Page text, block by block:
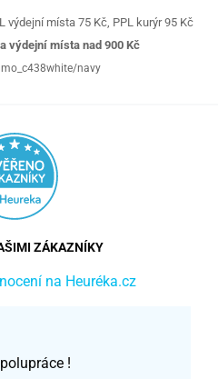
výdejní místa 75 Kč, PPL kurýr 95 Kč
výdejní místa nad 900 Kč
mo_c438white/navy
ZÁKAZNÍKY
na Heuréka.cz
!